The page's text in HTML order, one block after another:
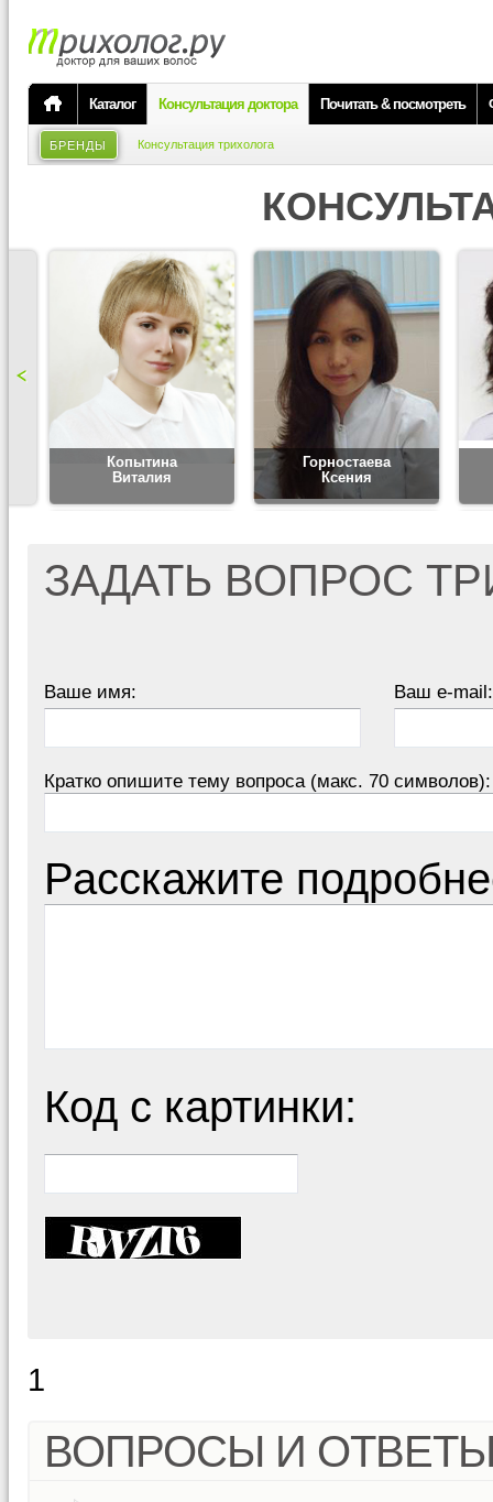
Каталог Консультация доктора Почитать & посмотреть
БРЕНДЫ Консультация трихолога
Копытина
Виталия
Горностаева
Ксения
ЗАДАТЬ ВОПРОС
Ваше имя: Ваш e-mail:
Кратко опишите тему вопроса (макс. 70 символов):
Расскажите
Код с картинки:
1
ВОПРОСЫ И